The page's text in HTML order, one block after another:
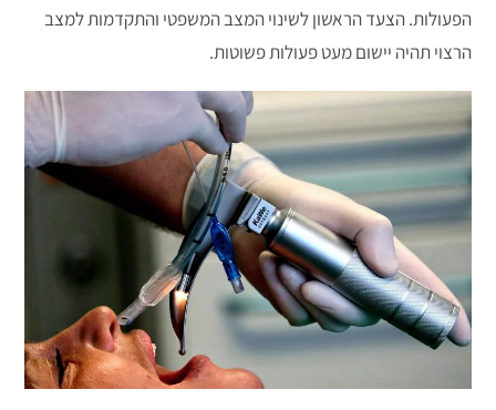
הפעולות. הצעד הראשון לשינוי המצב המשפטי והתקדמות למצב
הרצוי תהיה יישום מעט פעולות פשוטות.